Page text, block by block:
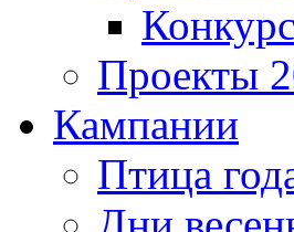
Проекты
Кампании
Птица